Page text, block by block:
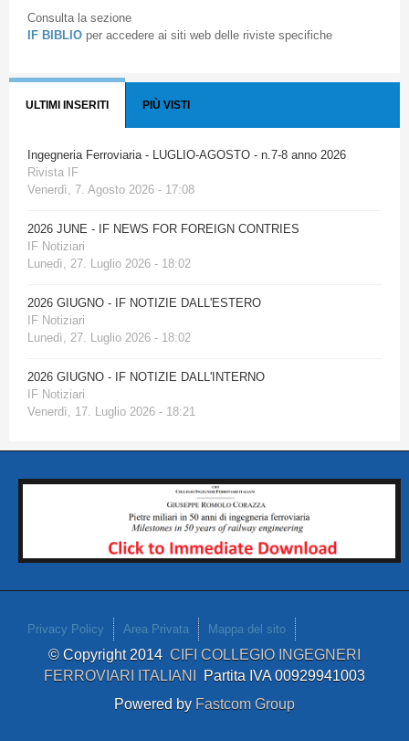
Consulta la sezione
IF BIBLIO per accedere ai siti web delle riviste specifiche
ULTIMI INSERITI PIÙ VISTI
Ingegneria Ferroviaria - LUGLIO-AGOSTO - n.7-8 anno 2026
Rivista IF
Venerdì, 7. Agosto 2026 - 17:08
2026 JUNE - IF NEWS FOR FOREIGN CONTRIES
IF Notiziari
Lunedì, 27. Luglio 2026 - 18:02
2026 GIUGNO - IF NOTIZIE DALL'ESTERO
IF Notiziari
Lunedì, 27. Luglio 2026 - 18:02
2026 GIUGNO - IF NOTIZIE DALL'INTERNO
IF Notiziari
Venerdì, 17. Luglio 2026 - 18:21
Privacy Policy Area Privata Mappa del sito
© Copyright 2014 CIFI COLLEGIO INGEGNERI
FERROVIARI ITALIANI Partita IVA 00929941003
Powered by Fastcom Group